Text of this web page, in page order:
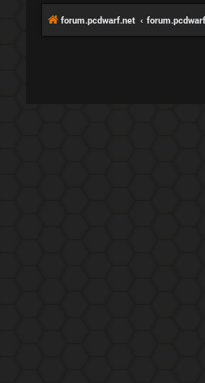
forum.pcdwarf.net